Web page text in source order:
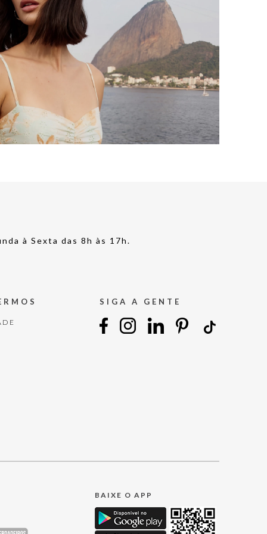
à Sexta das 8h às 17h.
SIGA A GENTE
BAIXE O APP